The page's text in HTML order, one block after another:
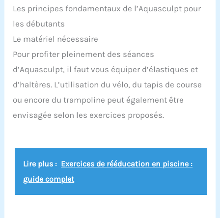
Les principes fondamentaux de l’Aquasculpt pour
les débutants
Le matériel nécessaire
Pour profiter pleinement des séances
d’Aquasculpt, il faut vous équiper d’élastiques et
d’haltères. L’utilisation du vélo, du tapis de course
ou encore du trampoline peut également être
envisagée selon les exercices proposés.
Lire plus : Exercices de rééducation en piscine :
guide complet